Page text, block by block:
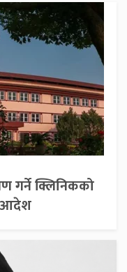
गर्ने क्लिनिकको
आदेश